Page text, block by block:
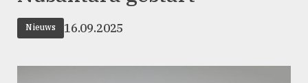
Nieuws 16.09.2025